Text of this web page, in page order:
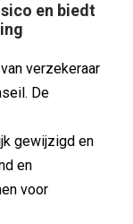
en biedt
verzekeraar
De
gewijzigd en
en
voor